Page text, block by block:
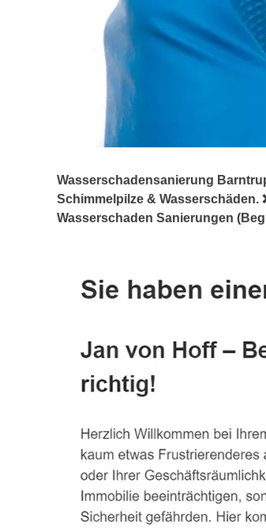
Wasserschadensanierung
Schimmelpilze &
Wasserschaden Sanierungen